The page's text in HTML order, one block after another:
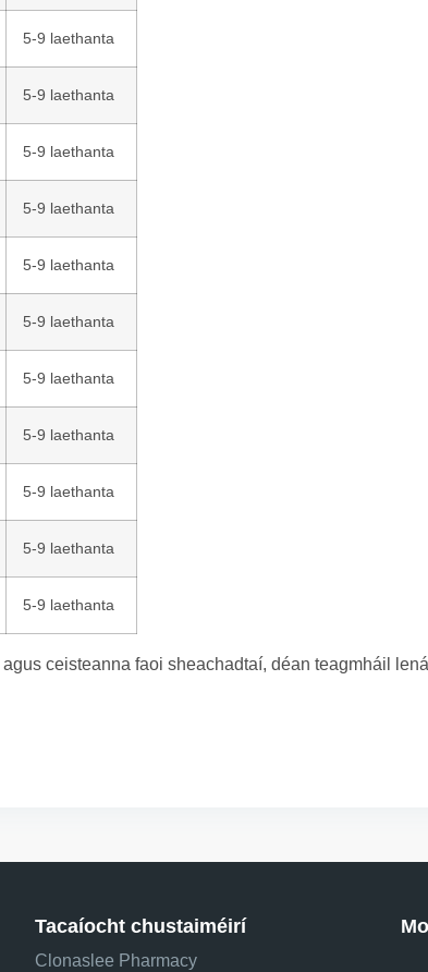
5-9 laethanta
5-9 laethanta
5-9 laethanta
5-9 laethanta
5-9 laethanta
5-9 laethanta
5-9 laethanta
5-9 laethanta
5-9 laethanta
5-9 laethanta
5-9 laethanta
ceisteanna faoi sheachadtaí, déan teagmháil
Tacaíocht chustaiméirí
Clonaslee Pharmacy